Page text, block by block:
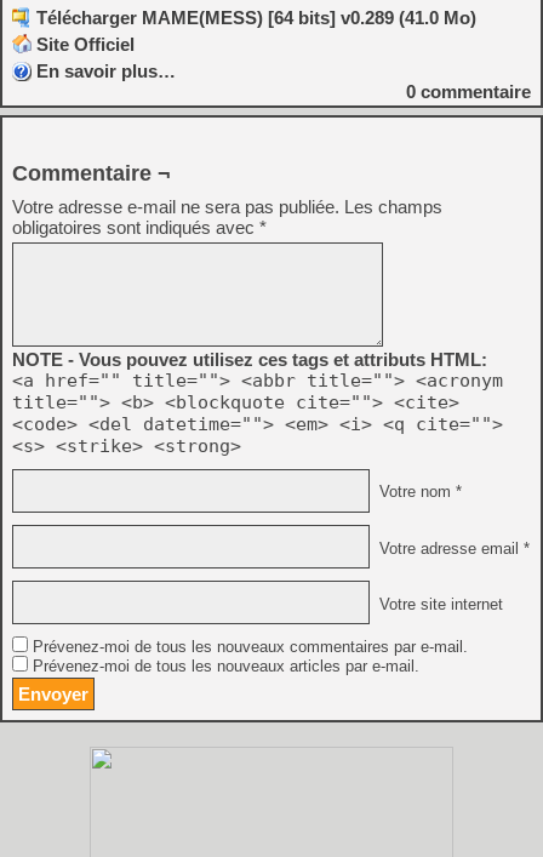
Télécharger MAME(MESS) [64 bits] v0.289 (41.0 Mo)
Site Officiel
En savoir plus…
0 commentaire
Commentaire ¬
Votre adresse e-mail ne sera pas publiée. Les champs
obligatoires sont indiqués avec *
NOTE - Vous pouvez utilisez ces tags et attributs HTML:
<a href="" title=""> <abbr title=""> <acronym
title=""> <b> <blockquote cite=""> <cite>
<code> <del datetime=""> <em> <i> <q cite="">
<s> <strike> <strong>
Votre nom *
Votre adresse email *
Votre site internet
Prévenez-moi de tous les nouveaux commentaires par e-mail.
Prévenez-moi de tous les nouveaux articles par e-mail.